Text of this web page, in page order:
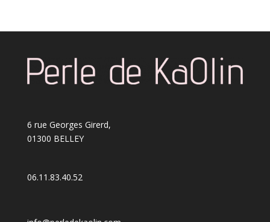
6 rue Georges Girerd,
01300 BELLEY
06.11.83.40.52